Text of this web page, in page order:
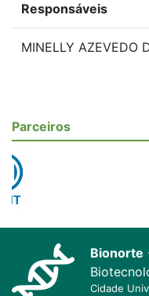
Responsáveis
MINELLY AZEVEDO
Parceiros
Bionorte
Cidade